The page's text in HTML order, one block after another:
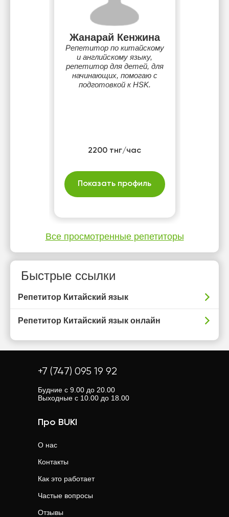
Жанарай Кенжина
Репетитор по китайскому
и английскому языку,
репетитор для детей, для
начинающих, помогаю с
подготовкой к HSK.
2200 тнг/час
Показать профиль
Все просмотренные репетиторы
Быстрые ссылки
Репетитор Китайский язык
Репетитор Китайский язык онлайн
+7 (747) 095 19 92
Будние с 9.00 до 20.00
Выходные с 10.00 до 18.00
Про BUKI
О нас
Контакты
Как это работает
Частые вопросы
Отзывы